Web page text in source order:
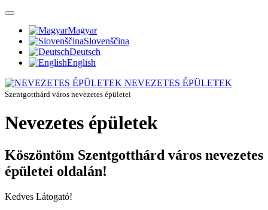
Magyar
Slovenščina
Deutsch
English
NEVEZETES ÉPÜLETEK
Szentgotthárd város nevezetes épületei
Nevezetes épületek
Köszöntöm Szentgotthárd város nevezetes
épületei oldalán!
Kedves Látogató!